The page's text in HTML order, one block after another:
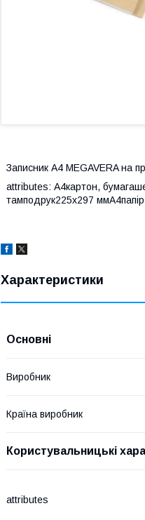
Записник А4 MEGAVERA на
attributes: А4картон,
тамподрук225x297
Характеристики
Основні
Виробник
Країна виробник
Користувальницькі
attributes